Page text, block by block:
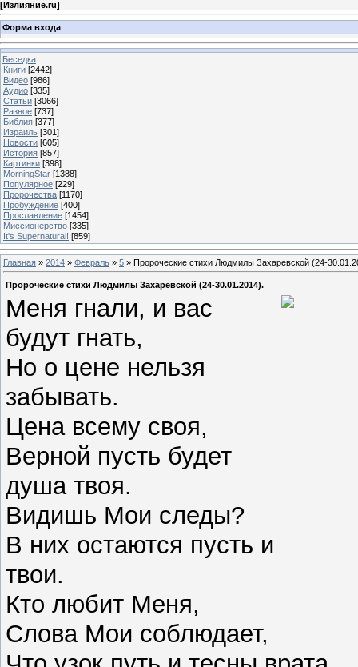
[Излияние.ru]
Форма входа
Беседка
Книги [2442]
Видео [986]
Аудио [335]
Статьи [3066]
Разное [737]
Библия [377]
Израиль [301]
Новости [605]
История [857]
Картинки [398]
MorningStar [1388]
Популярное [229]
Пророчества [1170]
Пробуждение [400]
Прославление [1454]
Миссионерство [335]
It's Supernatural! [859]
Главная » 2014 » Февраль » 5 » Пророческие стихи Людмилы Захаревской (24-
Пророческие стихи Людмилы Захаревской (24-30.01.2014).
Меня гнали, и вас
будут гнать,
Но о цене нельзя
забывать.
Цена всему своя,
Верной пусть будет
душа твоя.
Видишь Мои следы?
В них остаются пусть и
твои.
Кто любит Меня,
Слова Мои соблюдает,